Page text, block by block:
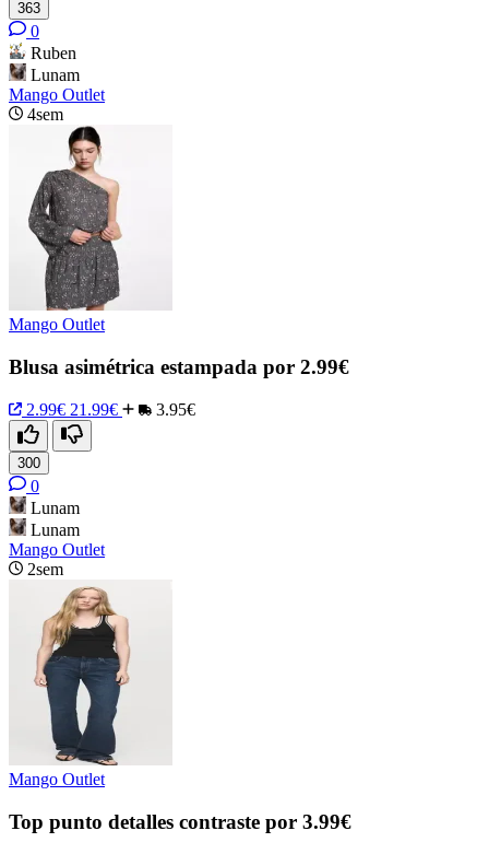
363
0
Ruben
Lunam
Mango Outlet
4sem
Mango Outlet
Blusa asimétrica estampada por 2.99€
2.99€ 21.99€ 3.95€
300
0
Lunam
Lunam
Mango Outlet
2sem
Mango Outlet
Top punto detalles contraste por 3.99€